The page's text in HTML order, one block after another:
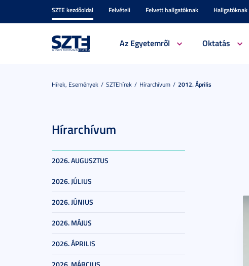
SZTE kezdőoldal Felvételi Felvett hallgatóknak Hallgatóknak
Az Egyetemről Oktatás
Hírek, Események SZTEhírek Hírarchívum 2012. Április
Hírarchívum
2026. AUGUSZTUS
2026. JÚLIUS
2026. JÚNIUS
2026. MÁJUS
2026. ÁPRILIS